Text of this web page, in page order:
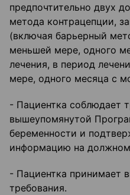
предпочтительно двух
метода контрацепции,
(включая барьерный
меньшей мере, одного
лечения, в период
мере, одного месяца с
- Пациентка соблюдает
вышеупомянутой
беременности и
информацию на
- Пациентка принимает
требования.